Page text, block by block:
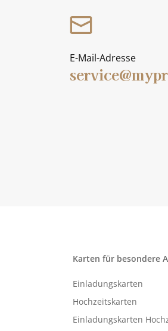
E-Mail-Adresse
Karten für besondere
Einladungskarten
Hochzeitskarten
Einladungskarten